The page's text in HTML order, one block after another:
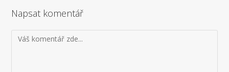
Napsat komentář
Komentář